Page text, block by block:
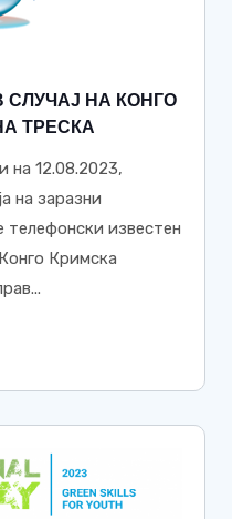
НА КОНГО
ТРЕСКА
на 12.08.2023,
на заразни
известен
Кримска